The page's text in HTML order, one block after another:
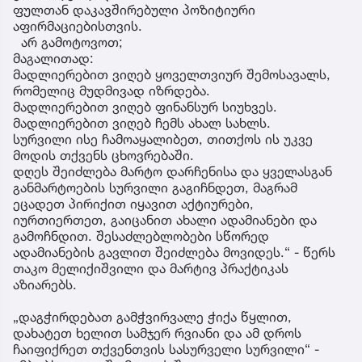
ფულთან დაკავშირებული პოზიტიური
აფირმაციებისთვის.
არ გამოტოვოთ;
მაგალითად:
მადლიერებით ვიღებ ყოველთვიურ შემოსავალს,
რომელიც მუდმივად იზრდება.
მადლიერებით ვიღებ ფინანსურ სიუხვეს.
მადლიერებით ვიღებ ჩემს ახალ სახლს.
სურვილი ისე ჩამოაყალიბეთ, თითქოს ის უკვე
მოდის თქვენს ცხოვრებაში.
დღეს შეიძლება მარტო დარჩენისა და ყველასგან
განმარტოების სურვილი გაგიჩნდეთ, მაგრამ
ეცადეთ პირიქით იყავით აქტიურები,
იურთიერთეთ, გაიცანით ახალი ადამიანები და
გამოჩნდით. შესაძლებლობები სწორედ
ადამიანების გავლით შეიძლება მოვიდეს.“ - წერს
თაკო მელიქიშვილი და მარტივ პრაქტიკას
აზიარებს.
„დაგჭირდებათ გამჭვირვალე ჭიქა წყლით,
დახატეთ ხელით სამჯერ რვიანი და ამ დროს
ჩაიფიქრეთ თქვენთვის სასურველი სურვილი“ -